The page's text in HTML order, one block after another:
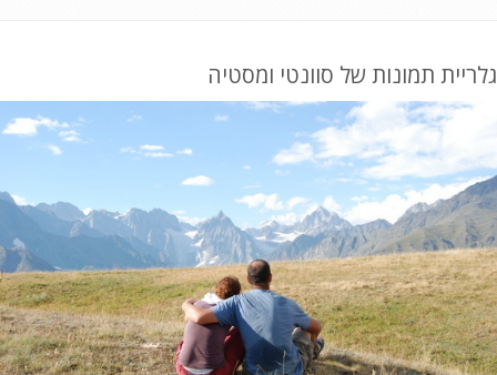
גלריית תמונות של סוונטי ומסטיה